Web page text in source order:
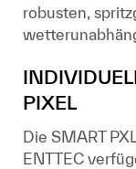
robusten,
PIXEL
Die SMART
ENTTEC